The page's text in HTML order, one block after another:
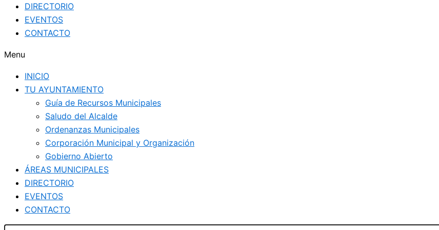
DIRECTORIO
EVENTOS
CONTACTO
Menu
INICIO
TU AYUNTAMIENTO
Guía de Recursos Municipales
Saludo del Alcalde
Ordenanzas Municipales
Corporación Municipal y Organización
Gobierno Abierto
ÁREAS MUNICIPALES
DIRECTORIO
EVENTOS
CONTACTO